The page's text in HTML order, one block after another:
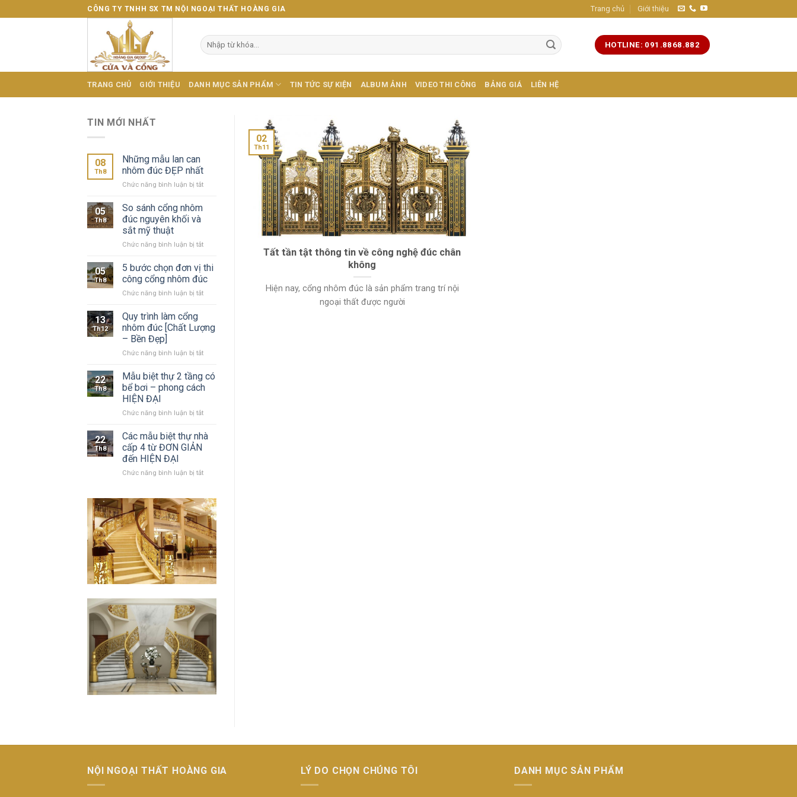
to
CÔNG TY TNHH SX TM NỘI NGOẠI THẤT HOÀNG GIA Trang chủ Giới thiệu
Tìm
kiếm:
HOTLINE: 091.8868.882
TRANG CHỦ GIỚI THIỆU DANH MỤC SẢN PHẨM TIN TỨC SỰ KIỆN ALBUM ẢNH VIDEO THI CÔNG BẢNG GIÁ LIÊN HỆ
TIN MỚI NHẤT
08
Th8
Những mẫu lan can
nhôm đúc ĐẸP nhất
Chức năng bình luận bị tắtở
đúc
nhất
05
Th8
So sánh cổng nhôm
đúc nguyên khối và
sắt mỹ thuật
Chức năng bình luận bị tắtở
sánh
nhôm
đúc
và
sắt
thuật
05
Th8
5 bước chọn đơn vị thi
công cổng nhôm đúc
Chức năng bình luận bị tắtở
đơn
thi
cổng
đúc
13
Th12
Quy trình làm cổng
nhôm đúc [Chất Lượng
– Bền Đẹp]
Chức năng bình luận bị tắtở
trình
cổng
đúc
Lượng
22
Th8
Mẫu biệt thự 2 tầng có
bể bơi – phong cách
HIỆN ĐẠI
Chức năng bình luận bị tắtở
biệt
có
–
phong
cách
HIỆN
ĐẠI
22
Th8
Các mẫu biệt thự nhà
cấp 4 từ ĐƠN GIẢN
đến HIỆN ĐẠI
Chức năng bình luận bị tắtở
biệt
thự
nhà
cấp
từ
ĐƠN
GIẢN
đến
ĐẠI
Tất tần tật thông tin về công nghệ đúc chân
không
Hiện nay, cổng nhôm đúc là sản phẩm trang trí nội
ngoại thất được người
02
Th11
NỘI NGOẠI THẤT HOÀNG GIA LÝ DO CHỌN CHÚNG TÔI DANH MỤC SẢN PHẨM